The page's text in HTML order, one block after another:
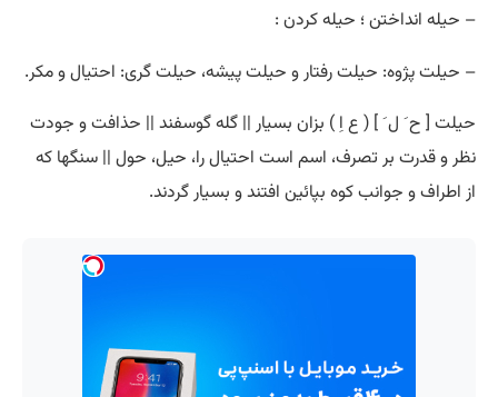
– حیله انداختن ؛ حیله کردن :
– حیلت پژوه: حیلت رفتار و حیلت پیشه، حیلت گری: احتیال و مکر.
حیلت [ ح َ ل َ ] ( ع اِ ) بزان بسیار || گله گوسفند || حذافت و جودت
نظر و قدرت بر تصرف، اسم است احتیال را، حیل، حول || سنگها که
از اطراف و جوانب کوه بپائین افتند و بسیار گردند.